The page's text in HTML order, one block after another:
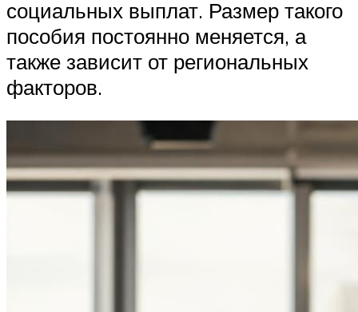
социальных выплат. Размер такого
пособия постоянно меняется, а
также зависит от региональных
факторов.